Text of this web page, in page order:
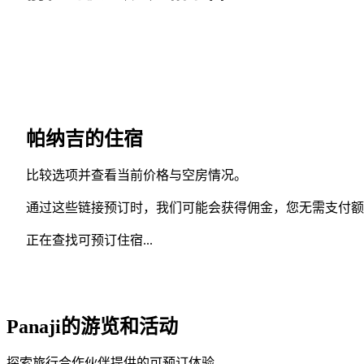
帕纳吉的住宿
比较选项并查看当前价格与空房情况。
通过这些链接预订时，我们可能会获得佣金，您无需支付
正在查找可预订住宿...
Panaji的游览和活动